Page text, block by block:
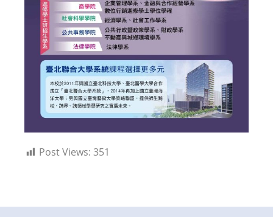
Post Views: 351